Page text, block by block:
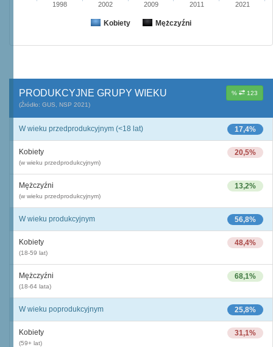
Kobiety Mężczyźni
1998 2002 2009 2011 2021
% 123
PRODUKCYJNE GRUPY WIEKU
(Źródło: GUS, NSP 2021)
17,4%
W wieku przedprodukcyjnym (<18 lat)
20,5%
Kobiety
(w wieku przedprodukcyjnym)
13,2%
Mężczyźni
(w wieku przedprodukcyjnym)
56,8%
W wieku produkcyjnym
48,4%
Kobiety
(18-59 lat)
68,1%
Mężczyźni
(18-64 lata)
25,8%
W wieku poprodukcyjnym
31,1%
Kobiety
(59+ lat)